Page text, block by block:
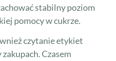
stabilny poziom
pomocy w cukrze.
czytanie etykiet
Czasem